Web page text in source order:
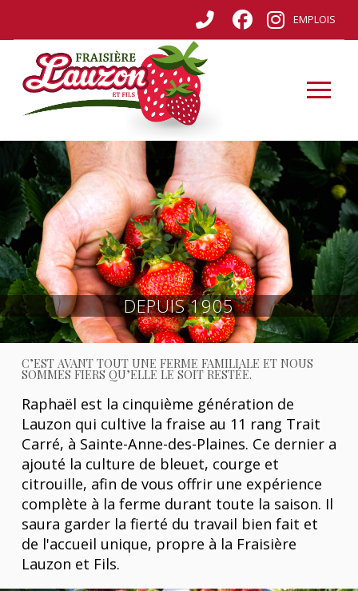
EMPLOIS
DEPUIS 1905
C’EST AVANT TOUT UNE FERME FAMILIALE ET NOUS
SOMMES FIERS QU’ELLE LE SOIT RESTÉE.
Raphaël est la cinquième génération de
Lauzon qui cultive la fraise au 11 rang Trait
Carré, à Sainte-Anne-des-Plaines. Ce dernier a
ajouté la culture de bleuet, courge et
citrouille, afin de vous offrir une expérience
complète à la ferme durant toute la saison. Il
saura garder la fierté du travail bien fait et
de l'accueil unique, propre à la Fraisière
Lauzon et Fils.